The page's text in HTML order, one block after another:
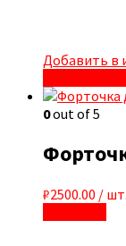
Добавить в
0out of 5
₽2500.00 / шт.